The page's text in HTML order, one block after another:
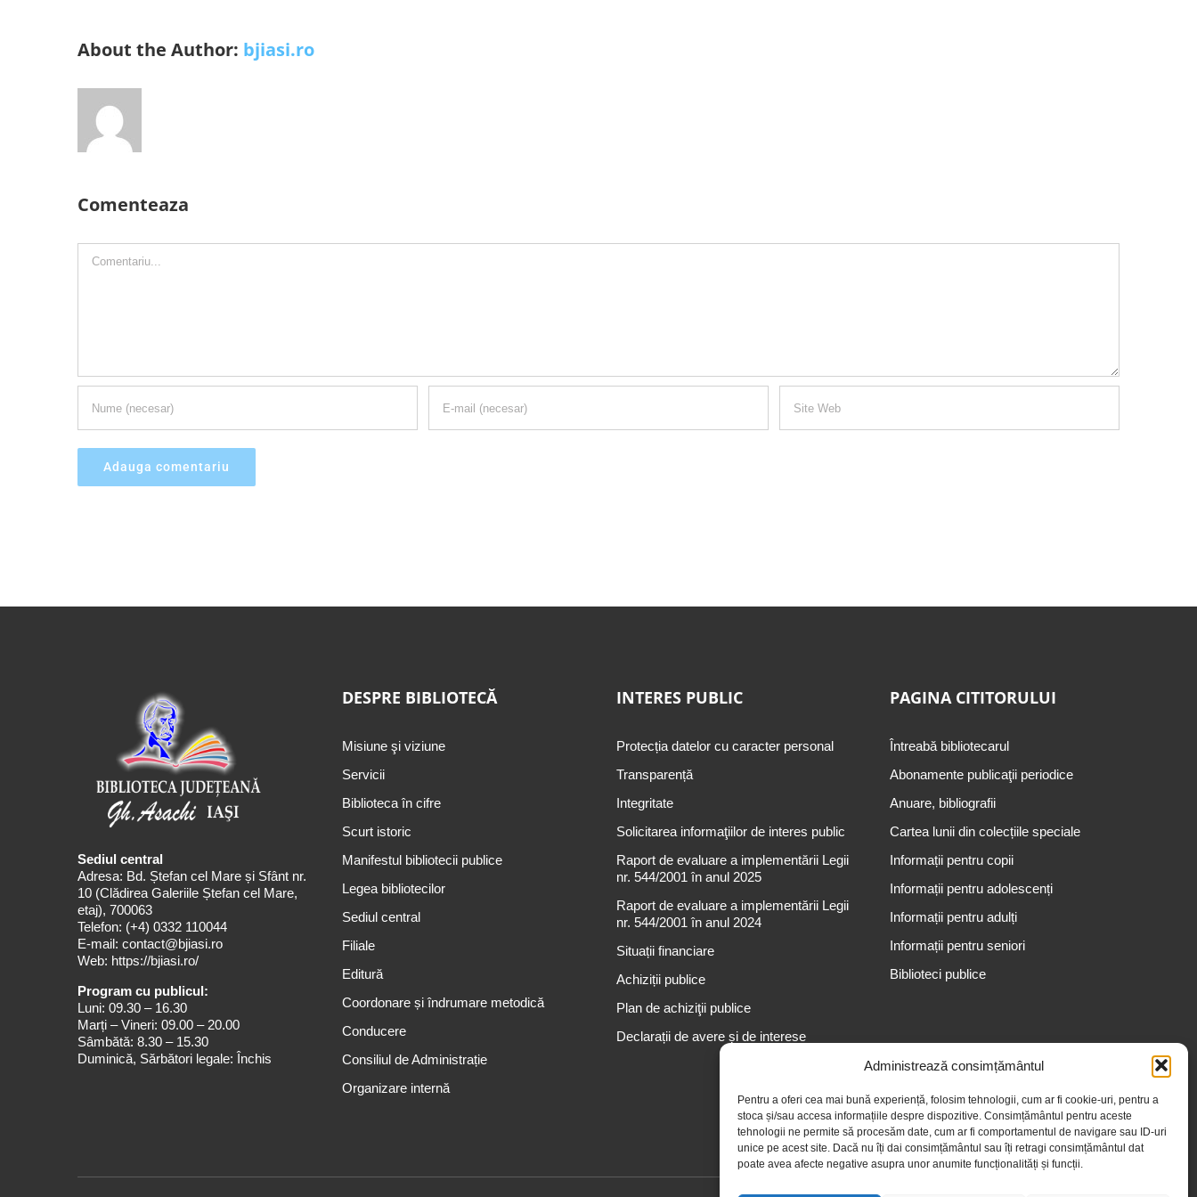
Administrează consimțământul
Pentru a oferi cea mai bună experiență, folosim tehnologii, cum ar fi cookie-uri, pentru a
stoca și/sau accesa informațiile despre dispozitive. Consimțământul pentru aceste
tehnologii ne permite să procesăm date, cum ar fi comportamentul de navigare sau ID-uri
unice pe acest site. Dacă nu îți dai consimțământul sau îți retragi consimțământul dat
poate avea afecte negative asupra unor anumite funcționalități și funcții.
About the Author: bjiasi.ro
Comenteaza
Sediul central
Adresa: Bd. Ștefan cel Mare și Sfânt nr.
10 (Clădirea Galeriile Ștefan cel Mare,
etaj), 700063
Telefon: (+4) 0332 110044
E-mail: contact@bjiasi.ro
Web: https://bjiasi.ro/
Program cu publicul:
Luni: 09.30 – 16.30
Marți – Vineri: 09.00 – 20.00
Sâmbătă: 8.30 – 15.30
Duminică, Sărbători legale: Închis
DESPRE BIBLIOTECĂ
Misiune şi viziune
Servicii
Biblioteca în cifre
Scurt istoric
Manifestul bibliotecii publice
Legea bibliotecilor
Sediul central
Filiale
Editură
Coordonare și îndrumare metodică
Conducere
Consiliul de Administrație
Organizare internă
INTERES PUBLIC
Protecția datelor cu caracter personal
Transparență
Integritate
Solicitarea informaţiilor de interes public
Raport de evaluare a implementării Legii
nr. 544/2001 în anul 2025
Raport de evaluare a implementării Legii
nr. 544/2001 în anul 2024
Situații financiare
Achiziții publice
Plan de achiziţii publice
Declarații de avere și de interese
PAGINA CITITORULUI
Întreabă bibliotecarul
Abonamente publicaţii periodice
Anuare, bibliografii
Cartea lunii din colecțiile speciale
Informații pentru copii
Informații pentru adolescenți
Informații pentru adulți
Informații pentru seniori
Biblioteci publice